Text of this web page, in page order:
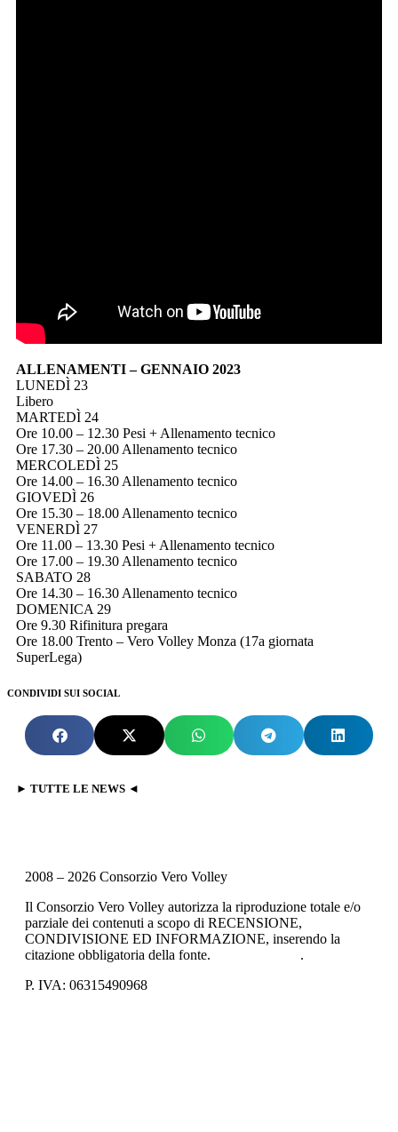
ALLENAMENTI – GENNAIO 2023
LUNEDÌ 23
Libero
MARTEDÌ 24
Ore 10.00 – 12.30 Pesi + Allenamento tecnico
Ore 17.30 – 20.00 Allenamento tecnico
MERCOLEDÌ 25
Ore 14.00 – 16.30 Allenamento tecnico
GIOVEDÌ 26
Ore 15.30 – 18.00 Allenamento tecnico
VENERDÌ 27
Ore 11.00 – 13.30 Pesi + Allenamento tecnico
Ore 17.00 – 19.30 Allenamento tecnico
SABATO 28
Ore 14.30 – 16.30 Allenamento tecnico
DOMENICA 29
Ore 9.30 Rifinitura pregara
Ore 18.00 Trento – Vero Volley Monza (17a giornata
SuperLega)
CONDIVIDI SUI SOCIAL
► TUTTE LE NEWS ◄
2008 – 2026 Consorzio Vero Volley
Il Consorzio Vero Volley autorizza la riproduzione totale e/o
parziale dei contenuti a scopo di RECENSIONE,
CONDIVISIONE ED INFORMAZIONE, inserendo la
citazione obbligatoria della fonte.
.
P. IVA: 06315490968